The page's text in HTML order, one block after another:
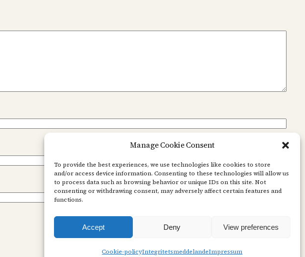
Manage Cookie Consent
To provide the best experiences, we use technologies like cookies to store
and/or access device information. Consenting to these technologies will allow us
to process data such as browsing behavior or unique IDs on this site. Not
consenting or withdrawing consent, may adversely affect certain features and
functions.
Accept Deny View preferences
Cookie-policyIntegritetsmeddelandeImpressum